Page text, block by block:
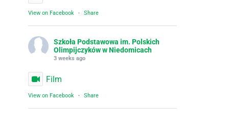
View on Facebook · Share
Szkoła Podstawowa im. Polskich
Olimpijczyków w Niedomicach
3 weeks ago
Film
View on Facebook · Share